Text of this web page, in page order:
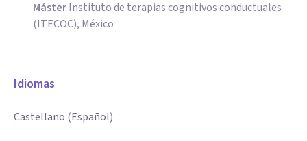
MásterInstituto de terapias cognitivos conductuales
(ITECOC), México
Idiomas
Castellano (Español)